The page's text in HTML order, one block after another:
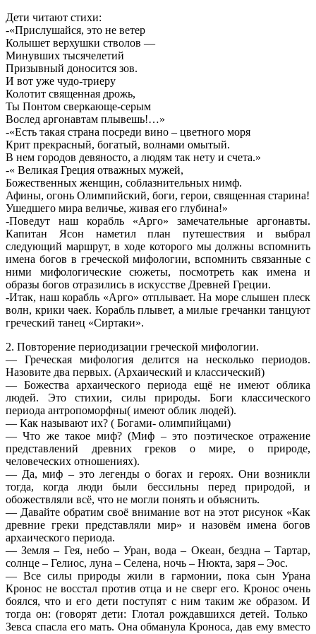
Дети читают стихи:
-«Прислушайся, это не ветер
Колышет верхушки стволов —
Минувших тысячелетий
Призывный доносится зов.
И вот уже чудо-триеру
Колотит священная дрожь,
Ты Понтом сверкающе-серым
Вослед аргонавтам плывешь!…»
-«Есть такая страна посреди вино – цветного моря
Крит прекрасный, богатый, волнами омытый.
В нем городов девяносто, а людям так нету и счета.»
-« Великая Греция отважных мужей,
Божественных женщин, соблазнительных нимф.
Афины, огонь Олимпийский, боги, герои, священная старина!
Ушедшего мира величье, живая его глубина!»
-Поведут наш корабль «Арго» замечательные аргонавты.
Капитан Ясон наметил план путешествия и выбрал
следующий маршрут, в ходе которого мы должны вспомнить
имена богов в греческой мифологии, вспомнить связанные с
ними мифологические сюжеты, посмотреть как имена и
образы богов отразились в искусстве Древней Греции.
-Итак, наш корабль «Арго» отплывает. На море слышен плеск
волн, крики чаек. Корабль плывет, а милые гречанки танцуют
греческий танец «Сиртаки».
2. Повторение периодизации греческой мифологии.
— Греческая мифология делится на несколько периодов.
Назовите два первых. (Архаический и классический)
— Божества архаического периода ещё не имеют облика
людей. Это стихии, силы природы. Боги классического
периода антропоморфны( имеют облик людей).
— Как называют их? ( Богами- олимпийцами)
— Что же такое миф? (Миф – это поэтическое отражение
представлений древних греков о мире, о природе,
человеческих отношениях).
— Да, миф – это легенды о богах и героях. Они возникли
тогда, когда люди были бессильны перед природой, и
обожествляли всё, что не могли понять и объяснить.
— Давайте обратим своё внимание вот на этот рисунок «Как
древние греки представляли мир» и назовём имена богов
архаического периода.
— Земля – Гея, небо – Уран, вода – Океан, бездна – Тартар,
солнце – Гелиос, луна – Селена, ночь – Нюкта, заря – Эос.
— Все силы природы жили в гармонии, пока сын Урана
Кронос не восстал против отца и не сверг его. Кронос очень
боялся, что и его дети поступят с ним таким же образом. И
тогда он: (говорят дети: Глотал рождавшихся детей. Только
Зевса спасла его мать. Она обманула Кроноса, дав ему вместо